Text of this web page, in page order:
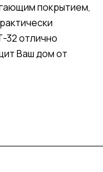
покрытием,
32 отлично
Ваш дом от